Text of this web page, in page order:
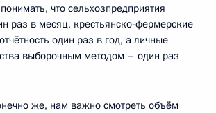
что сельхозпредприятия
раз в месяц, крестьянско-фермерские
один раз в год, а личные
выборочным методом – один раз
же, нам важно смотреть объём